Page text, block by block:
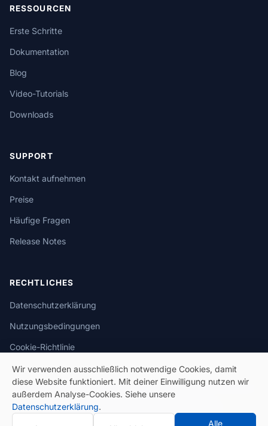
RESSOURCEN
Erste Schritte
Dokumentation
Blog
Video-Tutorials
Downloads
SUPPORT
Kontakt aufnehmen
Preise
Häufige Fragen
Release Notes
RECHTLICHES
Datenschutzerklärung
Nutzungsbedingungen
Cookie-Richtlinie
© 2026 eSeGeCe. Alle Rechte vorbehalten.
Wir verwenden ausschließlich notwendige Cookies, damit
diese Website funktioniert. Mit deiner Einwilligung nutzen wir
außerdem Analyse-Cookies. Siehe unsere
Datenschutzerklärung.
Alle